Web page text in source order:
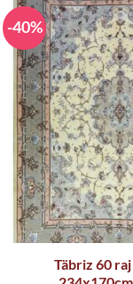
-40%
Täbriz 60